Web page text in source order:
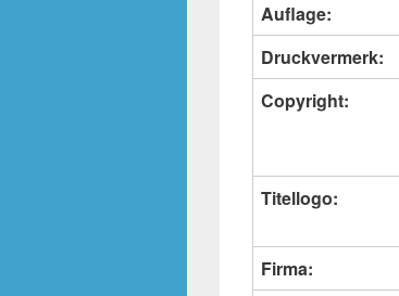
Auflage:
Druckvermerk:
Copyright:
Titellogo:
Firma: